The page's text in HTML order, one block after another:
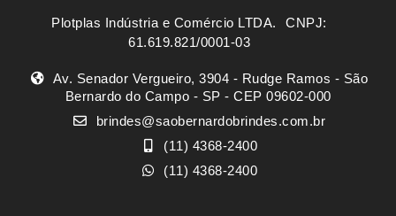
Plotplas Indústria e Comércio LTDA. ㅤㅤㅤ CNPJ:
61.619.821/0001-03
Av. Senador Vergueiro, 3904 - Rudge Ramos - São
Bernardo do Campo - SP - CEP 09602-000
brindes@saobernardobrindes.com.br
(11) 4368-2400
(11) 4368-2400